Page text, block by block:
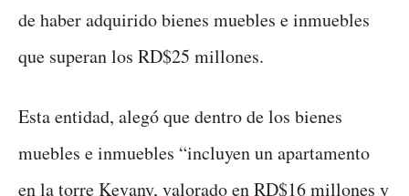
de haber adquirido bienes muebles e inmuebles
que superan los RD$25 millones.
Esta entidad, alegó que dentro de los bienes
muebles e inmuebles “incluyen un apartamento
en la torre Kevany, valorado en RD$16 millones y